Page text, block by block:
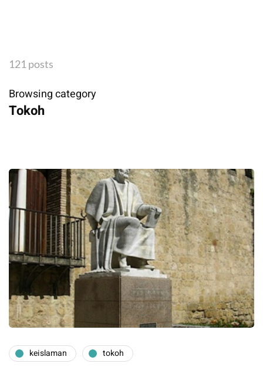
121 posts
Browsing category
Tokoh
keislaman tokoh